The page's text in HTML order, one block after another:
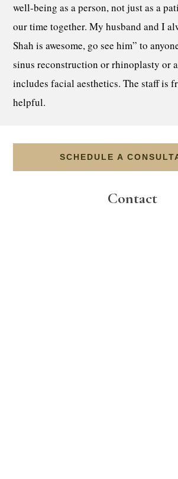
well-being as a person, not just as a
our time together. My husband and I
Shah is awesome, go see him” to
sinus reconstruction or rhinoplasty or
includes facial aesthetics. The staff is
helpful.
SCHEDULE A
Contact